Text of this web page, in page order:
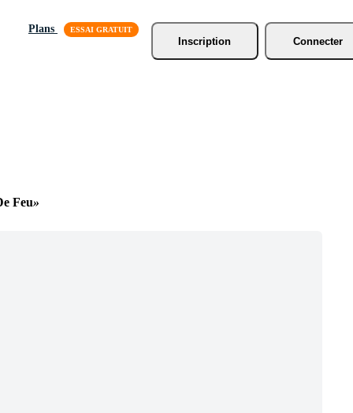
Plans
Inscription
Connecter
Feu